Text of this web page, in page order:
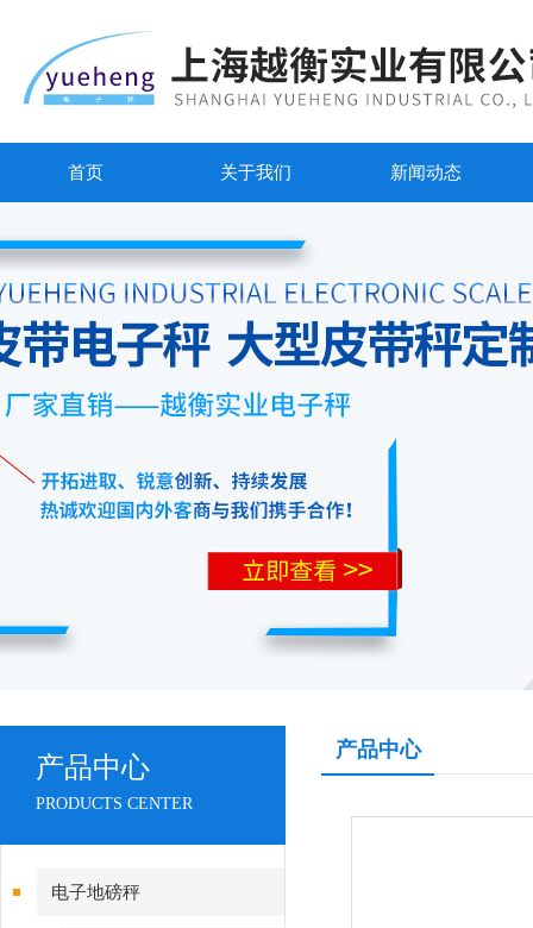
首页 关于我们 新闻动态
产品中心
PRODUCTS CENTER
电子地磅秤
产品中心